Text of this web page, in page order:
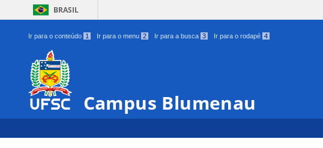
BRASIL
Ir para o conteúdo 1 Ir para o menu 2 Ir para a busca 3 Ir para o rodapé 4
Campus Blumenau